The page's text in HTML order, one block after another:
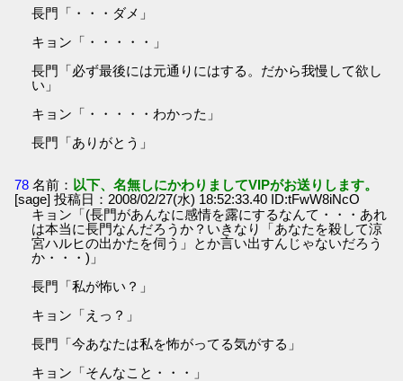
長門「・・・ダメ」
キョン「・・・・・」
長門「必ず最後には元通りにはする。だから我慢して欲し
い」
キョン「・・・・・わかった」
長門「ありがとう」
78 名前： 以下、名無しにかわりましてVIPがお送りします。
[sage] 投稿日：2008/02/27(水) 18:52:33.40 ID:tFwW8iNcO
キョン「(長門があんなに感情を露にするなんて・・・あれ
は本当に長門なんだろうか？いきなり「あなたを殺して涼
宮ハルヒの出かたを伺う」とか言い出すんじゃないだろう
か・・・)」
長門「私が怖い？」
キョン「えっ？」
長門「今あなたは私を怖がってる気がする」
キョン「そんなこと・・・」